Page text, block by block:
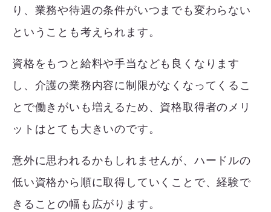
り、業務や待遇の条件がいつまでも変わらない
ということも考えられます。
資格をもつと給料や手当なども良くなります
し、介護の業務内容に制限がなくなってくるこ
とで働きがいも増えるため、資格取得者のメリ
ットはとても大きいのです。
意外に思われるかもしれませんが、ハードルの
低い資格から順に取得していくことで、経験で
きることの幅も広がります。